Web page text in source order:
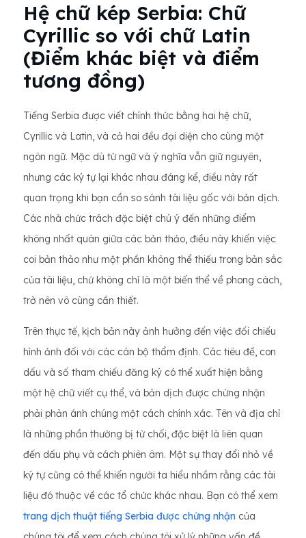
Hệ chữ kép Serbia: Chữ
Cyrillic so với chữ Latin
(Điểm khác biệt và điểm
tương đồng)
Tiếng Serbia được viết chính thức bằng hai hệ chữ,
Cyrillic và Latin, và cả hai đều đại diện cho cùng một
ngôn ngữ. Mặc dù từ ngữ và ý nghĩa vẫn giữ nguyên,
nhưng các ký tự lại khác nhau đáng kể, điều này rất
quan trọng khi bạn cần so sánh tài liệu gốc với bản dịch.
Các nhà chức trách đặc biệt chú ý đến những điểm
không nhất quán giữa các bản thảo, điều này khiến việc
coi bản thảo như một phần không thể thiếu trong bản sắc
của tài liệu, chứ không chỉ là một biến thể về phong cách,
trở nên vô cùng cần thiết.
Trên thực tế, kịch bản này ảnh hưởng đến việc đối chiếu
hình ảnh đối với các cán bộ thẩm định. Các tiêu đề, con
dấu và số tham chiếu đăng ký có thể xuất hiện bằng
một hệ chữ viết cụ thể, và bản dịch được chứng nhận
phải phản ánh chúng một cách chính xác. Tên và địa chỉ
là những phần thường bị từ chối, đặc biệt là liên quan
đến dấu phụ và cách phiên âm. Một sự thay đổi nhỏ về
ký tự cũng có thể khiến người ta hiểu nhầm rằng các tài
liệu đó thuộc về các tổ chức khác nhau. Bạn có thể xem
trang dịch thuật tiếng Serbia được chứng nhận của